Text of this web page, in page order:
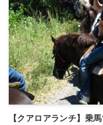
【クアロアランチ】乗